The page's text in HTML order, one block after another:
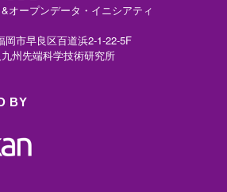
オープンデータ・イニシアティ
岡市早良区百道浜2-1-22-5F
州先端科学技術研究所
BY